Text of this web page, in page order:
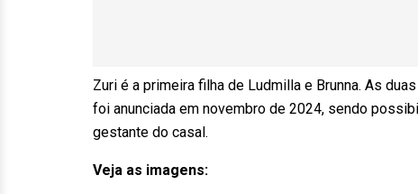
Zuri é a primeira filha de Ludmilla e Brunna. As
foi anunciada em novembro de 2024, sendo
gestante do casal.
Veja as imagens: